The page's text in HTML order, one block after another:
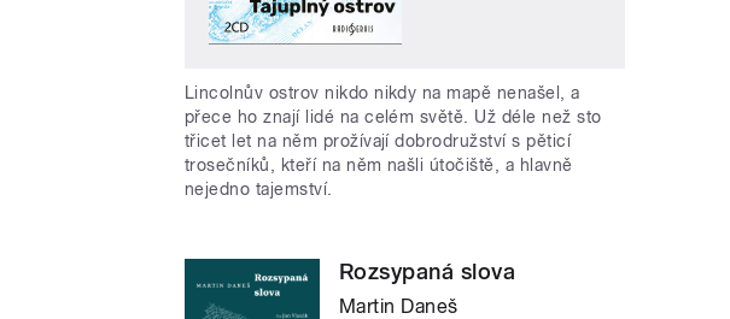
Lincolnův ostrov nikdo nikdy na mapě nenašel, a
přece ho znají lidé na celém světě. Už déle než sto
třicet let na něm prožívají dobrodružství s pěticí
trosečníků, kteří na něm našli útočiště, a hlavně
nejedno tajemství.
Rozsypaná slova
Martin Daneš